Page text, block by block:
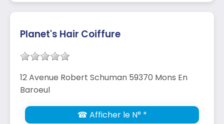
Planet's Hair Coiffure
12 Avenue Robert Schuman 59370 Mons En
Baroeul
☎ Afficher le N° *